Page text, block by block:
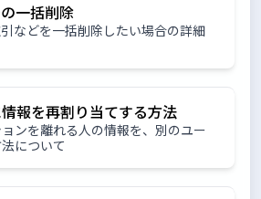
一括削除
などを一括削除したい場合の詳細
報を再割り当てする方法
ンを離れる人の情報を、別のユー
について